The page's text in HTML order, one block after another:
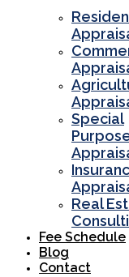
Special
Real
Fee Schedule
Blog
Contact